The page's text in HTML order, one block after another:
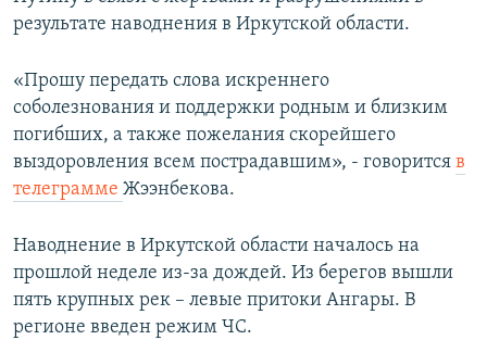
результате наводнения в Иркутской области.
«Прошу передать слова искреннего
соболезнования и поддержки родным и близким
погибших, а также пожелания скорейшего
выздоровления всем пострадавшим», - говорится в
телеграмме Жээнбекова.
Наводнение в Иркутской области началось на
прошлой неделе из-за дождей. Из берегов вышли
пять крупных рек – левые притоки Ангары. В
регионе введен режим ЧС.